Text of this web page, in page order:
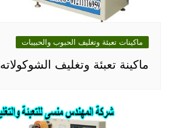
ماكينات تعبئة وتغليف الحبوب والحبيبات
ماكينة تعبئة وتغليف الشوكولاته